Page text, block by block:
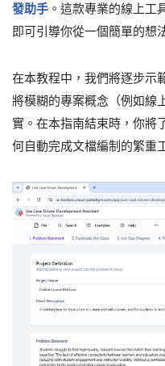
發助手 。這款專業的線上工
即可引導你從一個簡單的想
在本教程中，我們將逐步示
將模糊的專案概念（例如線
實。在本指南結束時，你將
何自動完成文檔編制的繁重